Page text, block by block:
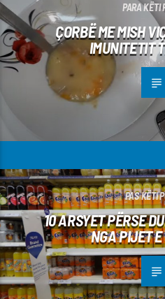
PARA KËTI
ÇORBË ME MISH
IMUNITETIT
PAS KËTI
10 ARSYET PËRSE
NGA PIJET